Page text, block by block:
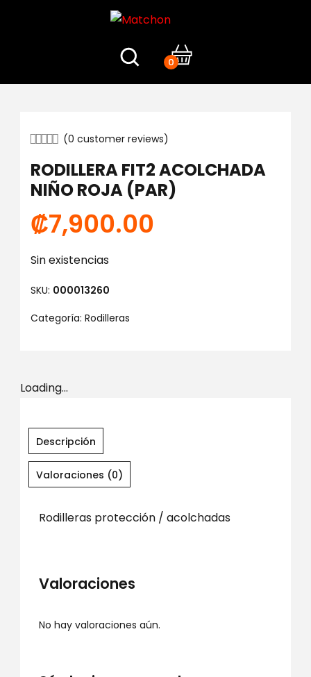
0
(0 customer reviews)
RODILLERA FIT2 ACOLCHADA
NIÑO ROJA (PAR)
₡7,900.00
Sin existencias
SKU: 000013260
Categoría: Rodilleras
Loading...
Descripción
Valoraciones (0)
Rodilleras protección / acolchadas
Valoraciones
No hay valoraciones aún.